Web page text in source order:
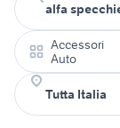
Accessori
Auto